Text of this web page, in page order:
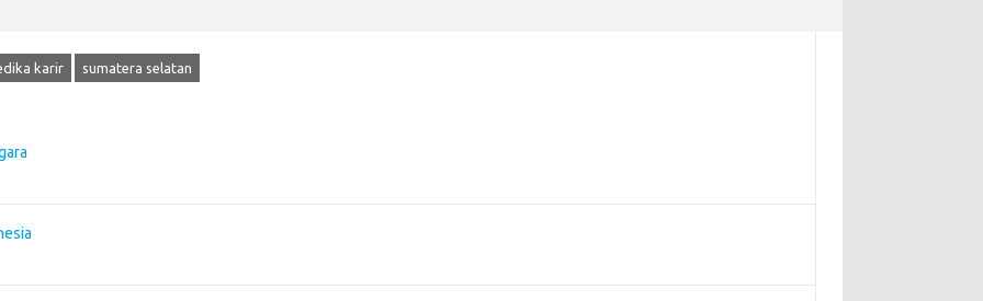
karir sumatera selatan